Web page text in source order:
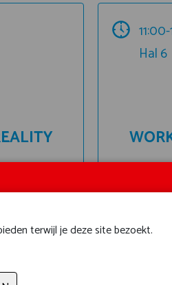
Hal 6
terwijl je deze site bezoekt.